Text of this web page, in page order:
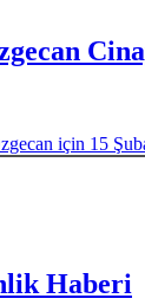
için 15
Haberi